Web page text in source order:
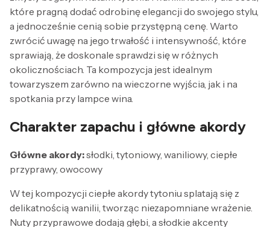
które pragną dodać odrobinę elegancji do swojego stylu,
a jednocześnie cenią sobie przystępną cenę. Warto
zwrócić uwagę na jego trwałość i intensywność, które
sprawiają, że doskonale sprawdzi się w różnych
okolicznościach. Ta kompozycja jest idealnym
towarzyszem zarówno na wieczorne wyjścia, jak i na
spotkania przy lampce wina.
Charakter zapachu i główne akordy
Główne akordy:słodki, tytoniowy, waniliowy, ciepłe
przyprawy, owocowy
W tej kompozycji ciepłe akordy tytoniu splatają się z
delikatnością wanilii, tworząc niezapomniane wrażenie.
Nuty przyprawowe dodają głębi, a słodkie akcenty